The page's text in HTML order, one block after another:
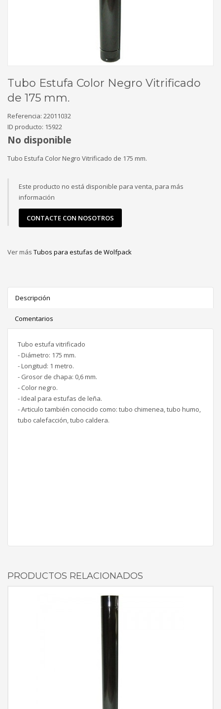
Tubo Estufa Color Negro Vitrificado
de 175 mm.
Referencia: 22011032
ID producto: 15922
No disponible
Tubo Estufa Color Negro Vitrificado de 175 mm.
Este producto no está disponible para venta, para más
información
CONTACTE CON NOSOTROS
Ver más Tubos para estufas de Wolfpack
Descripción
Comentarios
Tubo estufa vitrificado
- Diámetro: 175 mm.
- Longitud: 1 metro.
- Grosor de chapa: 0,6 mm.
- Color negro.
- Ideal para estufas de leña.
- Articulo también conocido como: tubo chimenea, tubo humo,
tubo calefacción, tubo caldera.
PRODUCTOS RELACIONADOS